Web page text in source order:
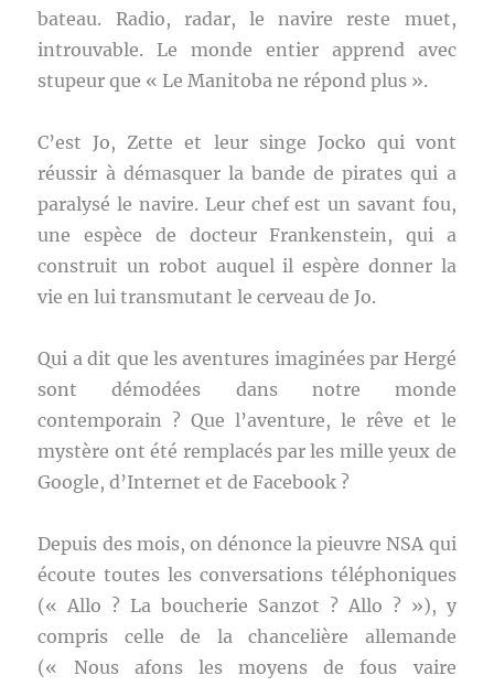
bateau. Radio, radar, le navire reste muet,
introuvable. Le monde entier apprend avec
stupeur que « Le Manitoba ne répond plus ».
C’est Jo, Zette et leur singe Jocko qui vont
réussir à démasquer la bande de pirates qui a
paralysé le navire. Leur chef est un savant fou,
une espèce de docteur Frankenstein, qui a
construit un robot auquel il espère donner la
vie en lui transmutant le cerveau de Jo.
Qui a dit que les aventures imaginées par Hergé
sont démodées dans notre monde
contemporain ? Que l’aventure, le rêve et le
mystère ont été remplacés par les mille yeux de
Google, d’Internet et de Facebook ?
Depuis des mois, on dénonce la pieuvre NSA qui
écoute toutes les conversations téléphoniques
(« Allo ? La boucherie Sanzot ? Allo ? »), y
compris celle de la chancelière allemande
(« Nous afons les moyens de fous vaire